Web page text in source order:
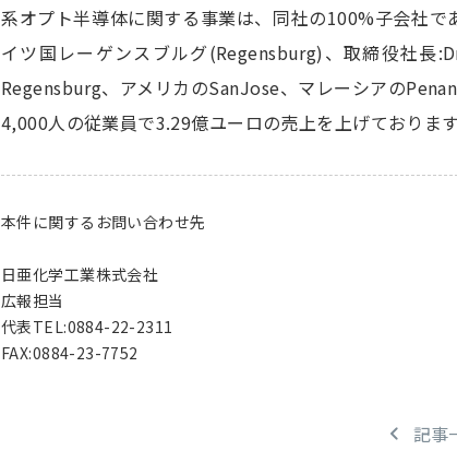
系オプト半導体に関する事業は、同社の100%子会社
イツ国レーゲンスブルグ(Regensburg)、取締役社長
Regensburg、アメリカのSanJose、マレーシアの
4,000人の従業員で3.29億ユーロの売上を上げておりま
本件に関するお問い合わせ先
日亜化学工業株式会社
広報担当
代表TEL:0884-22-2311
FAX:0884-23-7752
記事